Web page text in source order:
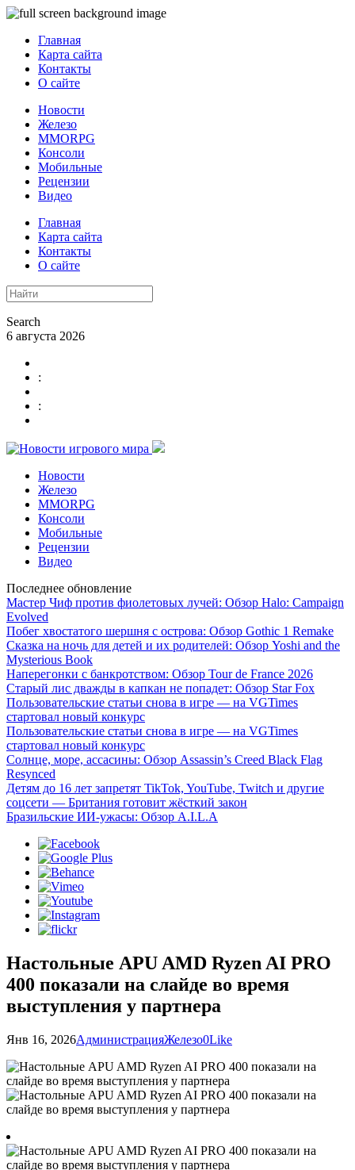
Главная
Карта сайта
Контакты
О сайте
Новости
Железо
MMORPG
Консоли
Мобильные
Рецензии
Видео
Главная
Карта сайта
Контакты
О сайте
Search
6 августа 2026
:
:
Новости
Железо
MMORPG
Консоли
Мобильные
Рецензии
Видео
Последнее обновление
Мастер Чиф против фиолетовых лучей: Обзор Halo: Campaign
Evolved
Побег хвостатого шершня с острова: Обзор Gothic 1 Remake
Сказка на ночь для детей и их родителей: Обзор Yoshi and the
Mysterious Book
Наперегонки с банкротством: Обзор Tour de France 2026
Старый лис дважды в капкан не попадет: Обзор Star Fox
Пользовательские статьи снова в игре — на VGTimes
стартовал новый конкурс
Пользовательские статьи снова в игре — на VGTimes
стартовал новый конкурс
Солнце, море, ассасины: Обзор Assassin’s Creed Black Flag
Resynced
Детям до 16 лет запретят TikTok, YouTube, Twitch и другие
соцсети — Британия готовит жёсткий закон
Бразильские ИИ-ужасы: Обзор A.I.L.A
Настольные APU AMD Ryzen AI PRO
400 показали на слайде во время
выступления у партнера
Янв 16, 2026АдминистрацияЖелезо0Like